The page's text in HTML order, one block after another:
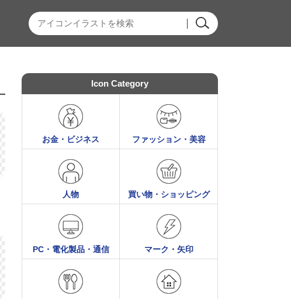
Icon Category
お金・ビジネス ファッション・美容
人物 買い物・ショッピング
PC・電化製品・通信 マーク・矢印